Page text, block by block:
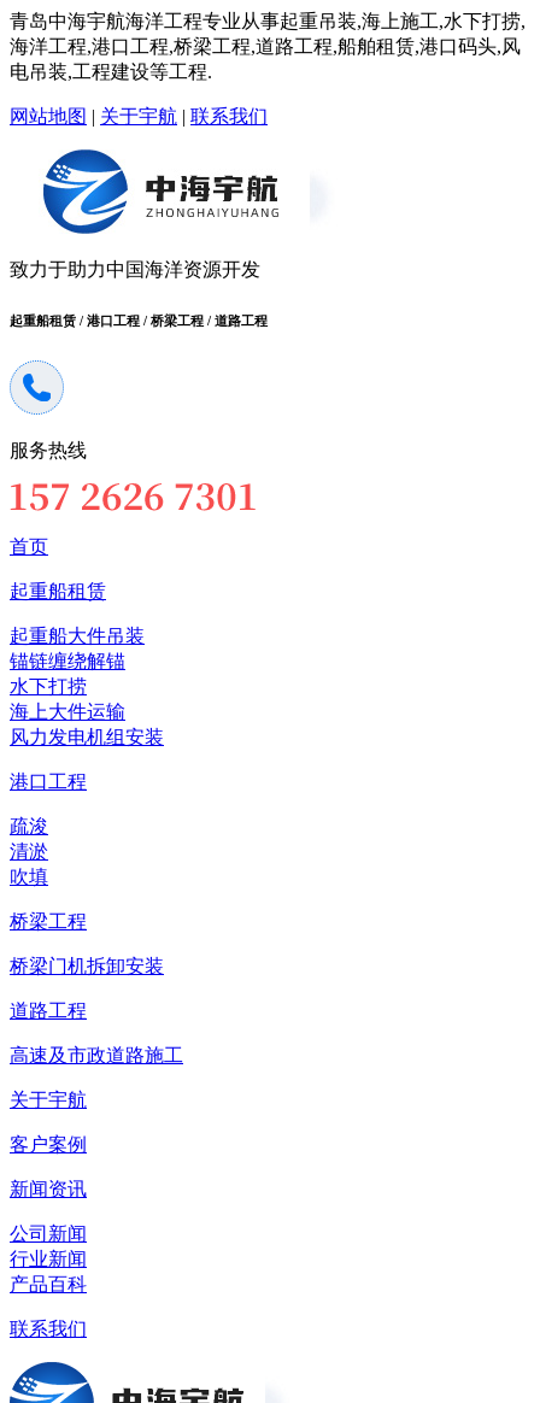
青岛中海宇航海洋工程专业从事起重吊装,海上施工,水下打捞,
海洋工程,港口工程,桥梁工程,道路工程,船舶租赁,港口码头,风
电吊装,工程建设等工程.
网站地图 | 关于宇航 | 联系我们
致力于助力中国海洋资源开发
起重船租赁 / 港口工程 / 桥梁工程 / 道路工程
服务热线
首页
起重船租赁
起重船大件吊装
锚链缠绕解锚
水下打捞
海上大件运输
风力发电机组安装
港口工程
疏浚
清淤
吹填
桥梁工程
桥梁门机拆卸安装
道路工程
高速及市政道路施工
关于宇航
客户案例
新闻资讯
公司新闻
行业新闻
产品百科
联系我们